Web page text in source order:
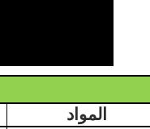
المواد